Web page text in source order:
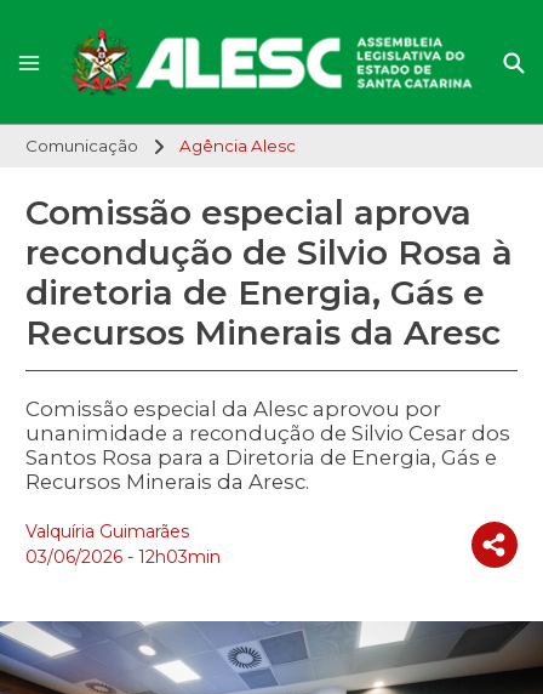
Comunicação Agência Alesc
Comissão especial aprova
recondução de Silvio Rosa à
diretoria de Energia, Gás e
Recursos Minerais da Aresc
Comissão especial da Alesc aprovou por
unanimidade a recondução de Silvio Cesar dos
Santos Rosa para a Diretoria de Energia, Gás e
Recursos Minerais da Aresc.
Valquíria Guimarães
03/06/2026 - 12h03min